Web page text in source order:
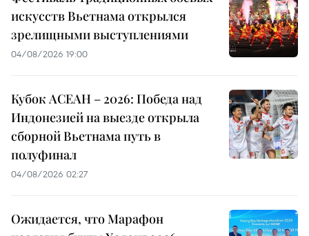
искусств Вьетнама открылся
зрелищными выступлениями
04/08/2026 19:00
Кубок АСЕАН – 2026: Победа над
Индонезией на выезде открыла
сборной Вьетнама путь в
полуфинал
04/08/2026 02:27
Ожидается, что Марафон